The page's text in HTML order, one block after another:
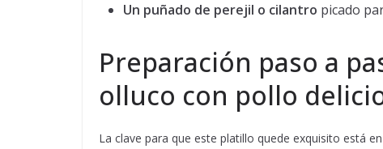
Un puñado de perejil o cilantro picado
Preparación paso a
olluco con pollo
La clave para que este platillo quede exquisito está